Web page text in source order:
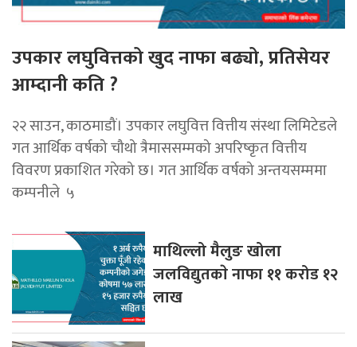
उपकार लघुवित्तको खुद नाफा बढ्यो, प्रतिसेयर
आम्दानी कति ?
२२ साउन, काठमाडौं। उपकार लघुवित्त वित्तीय संस्था लिमिटेडले
गत आर्थिक वर्षको चौथो त्रैमाससम्मको अपरिष्कृत वित्तीय
विवरण प्रकाशित गरेको छ। गत आर्थिक वर्षको अन्तयसम्ममा
कम्पनीले ५
माथिल्लो मैलुङ खोला
जलविद्युतकाे नाफा ११ करोड १२
लाख